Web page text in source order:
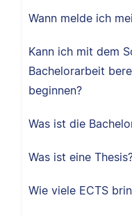
Wann melde ich
Kann ich mit dem
Bachelorarbeit
beginnen?
Was ist die
Was ist eine
Wie viele ECTS